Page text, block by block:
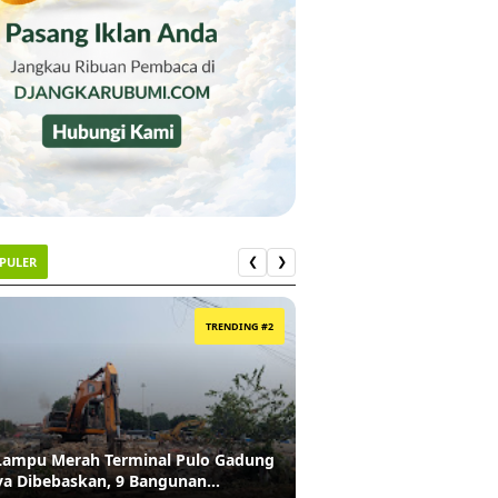
❮ ❯
TRENDING #2
Merah Terminal Pulo Gadung
Dibebaskan, 9 Bangunan